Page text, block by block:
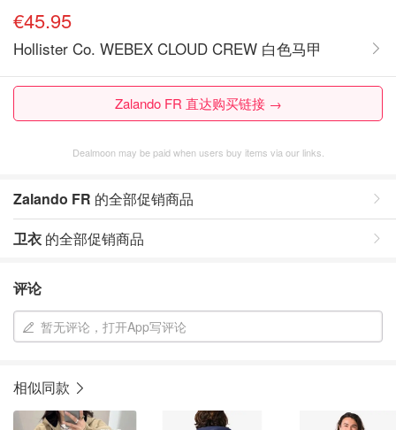
€45.95
Hollister Co. WEBEX CLOUD CREW 白色马甲
Zalando FR 直达购买链接 →
Dealmoon may be paid when users buy items via our links.
Zalando FR 的全部促销商品
卫衣 的全部促销商品
评论
暂无评论，打开App写评论
相似同款